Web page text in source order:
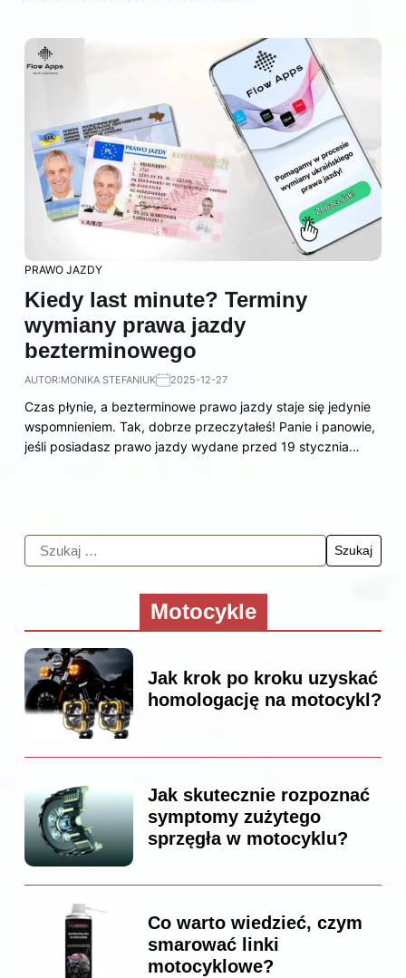
PRAWO JAZDY
Kiedy last minute? Terminy
wymiany prawa jazdy
bezterminowego
AUTOR:MONIKA STEFANIUK 2025-12-27
Czas płynie, a bezterminowe prawo jazdy staje się jedynie
wspomnieniem. Tak, dobrze przeczytałeś! Panie i panowie,
jeśli posiadasz prawo jazdy wydane przed 19 stycznia…
Motocykle
Jak krok po kroku uzyskać
homologację na motocykl?
Jak skutecznie rozpoznać
symptomy zużytego
sprzęgła w motocyklu?
Co warto wiedzieć, czym
smarować linki
motocyklowe?